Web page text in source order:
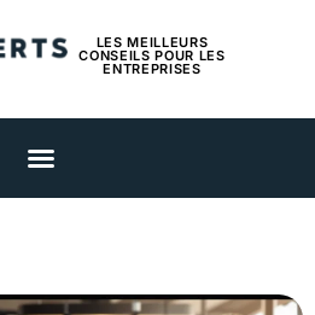
LES MEILLEURS
CONSEILS POUR LES
ENTREPRISES